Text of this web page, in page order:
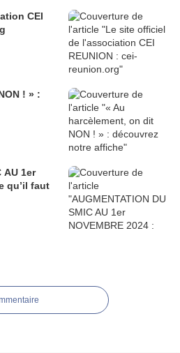
CEI
! » :
AU 1er
qu’il faut